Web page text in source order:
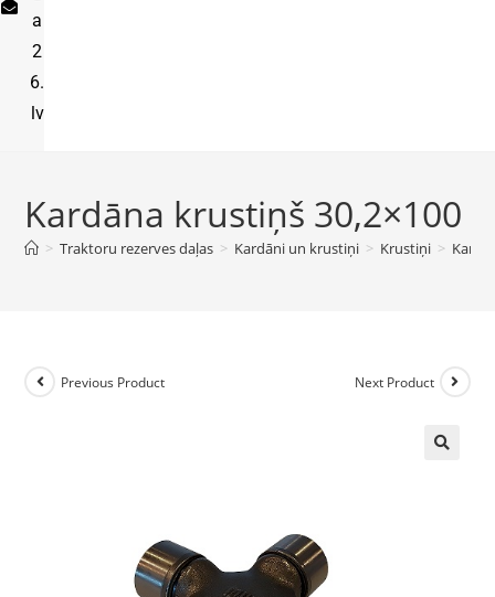
a
2
6.
lv
Kardāna krustiņš 30,2×100
> Traktoru rezerves daļas > Kardāni un krustiņi > Krustiņi >
Previous Product Next Product